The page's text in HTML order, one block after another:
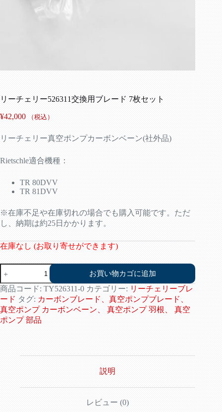
リーチェリー526311交換用ブレード 7枚セット
¥42,000 （税込）
リーチェリー真空ポンプカーボンベーン(社外品)
Rietschle適合機種：
TR 80DVV
TR 81DVV
※在庫不足や在庫切れの場合でも購入可能です。ただ
し、納期は約25日かかります。
在庫なし (お取り寄せができます)
ー
チ
ェ
リ
ー
526311
交
換
用
ブ
レ
ー
ド
7
枚
お買い物カゴに追加
商品コード:TY526311-0 カテゴリー:リーチェリーブレ
ード タグ:カーボンブレード、真空ポンプブレード、
真空ポンプ カーボンベーン、 真空ポンプ 羽根、 真空
ポンプ 部品
説明
レビュー (0)